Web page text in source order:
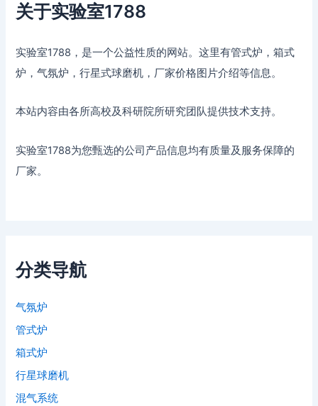
关于实验室1788
实验室1788，是一个公益性质的网站。这里有管式炉，箱式
炉，气氛炉，行星式球磨机，厂家价格图片介绍等信息。
本站内容由各所高校及科研院所研究团队提供技术支持。
实验室1788为您甄选的公司产品信息均有质量及服务保障的
厂家。
分类导航
气氛炉
管式炉
箱式炉
行星球磨机
混气系统